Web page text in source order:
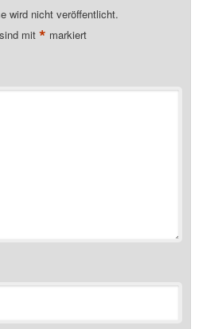
wird nicht veröffentlicht.
mit* markiert